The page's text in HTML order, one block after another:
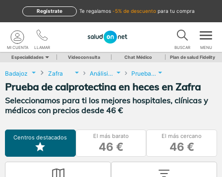
te regalamos -5% de descuento para tu compra
Regístrate
LLAMAR
MI CUENTA BUSCAR MENU
Especialidades Videoconsulta Chat Médico Plan de salud Fidelity
Badajoz Zafra Análisis Clínicos Prueba de calprotectina en heces
Prueba de calprotectina en heces en Zafra
Seleccionamos para ti los mejores hospitales, clínicas y
médicos con precios desde 46 €
Centros destacados El más barato
46 €
El más cercano
46 €